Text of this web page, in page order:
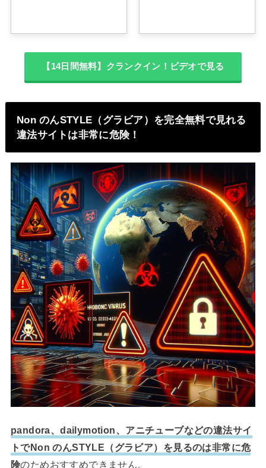
【14日間無料】クランクイン！ビデオで見る
Non のんSTYLE（グラビア）を完全無料で見れる
違法サイトは非常に危険！
pandora、dailymotion、アニチューブなどの違法サイ
トでNon のんSTYLE（グラビア）を見るのは非常に危
険のためおすすめできません。